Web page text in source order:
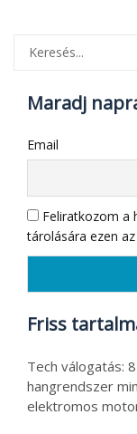
Maradj
Email
Feliratkozom a
tárolására ezen
Friss
Tech válogatás:
hangrendszer
elektromos